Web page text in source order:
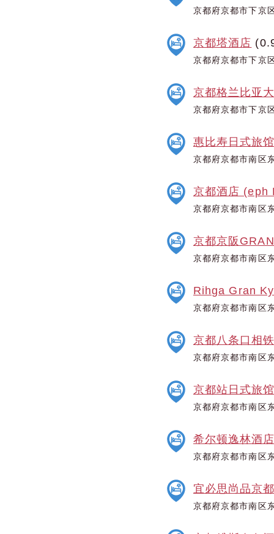
京都府京都市下京
京都塔酒店
京都府京都市下京
京都格兰比亚
京都府京都市下京
惠比寿日式旅
京都府京都市南区
京都酒店 (eph
京都府京都市南区
京都京阪
京都府京都市南区
Rihga Gran
京都府京都市南区
京都八条口相
京都府京都市南区
京都站日式旅
京都府京都市南区
希尔顿逸林酒
京都府京都市南区
宜必思尚品京
京都府京都市南区